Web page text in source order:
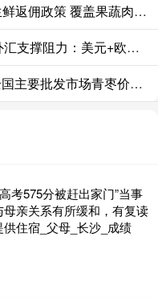
点牛策略平台 快手电商宣布升级生鲜返佣政策 覆盖果蔬肉禽水产全类目
腾思配资平台 一张图看18个直盘外汇支撑阻力：美元+欧系日系+商品货币+新兴货币(2025年11月14日)
牛管家配资平台 2025年9月12日全国主要批发市场青枣价格行情
考575分被赶出家门”当事
母亲关系有所缓和，有复读
住宿_父母_长沙_成绩